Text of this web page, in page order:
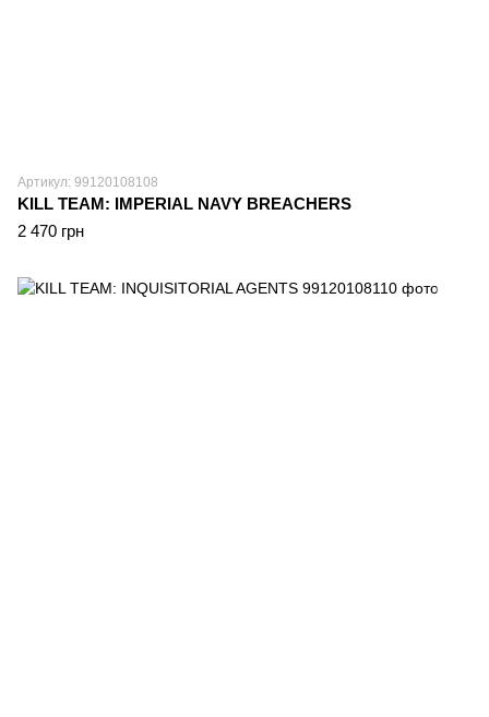
Артикул: 99120108108
KILL TEAM: IMPERIAL NAVY BREACHERS
2 470 грн